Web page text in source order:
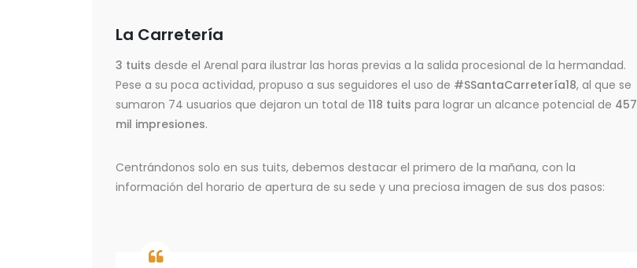
La Carretería
3 tuits desde el Arenal para ilustrar las horas previas a la salida procesional de la hermandad.
Pese a su poca actividad, propuso a sus seguidores el uso de #SSantaCarretería18, al que se
sumaron 74 usuarios que dejaron un total de 118 tuits para lograr un alcance potencial de 457
mil impresiones.
Centrándonos solo en sus tuits, debemos destacar el primero de la mañana, con la
información del horario de apertura de su sede y una preciosa imagen de sus dos pasos: